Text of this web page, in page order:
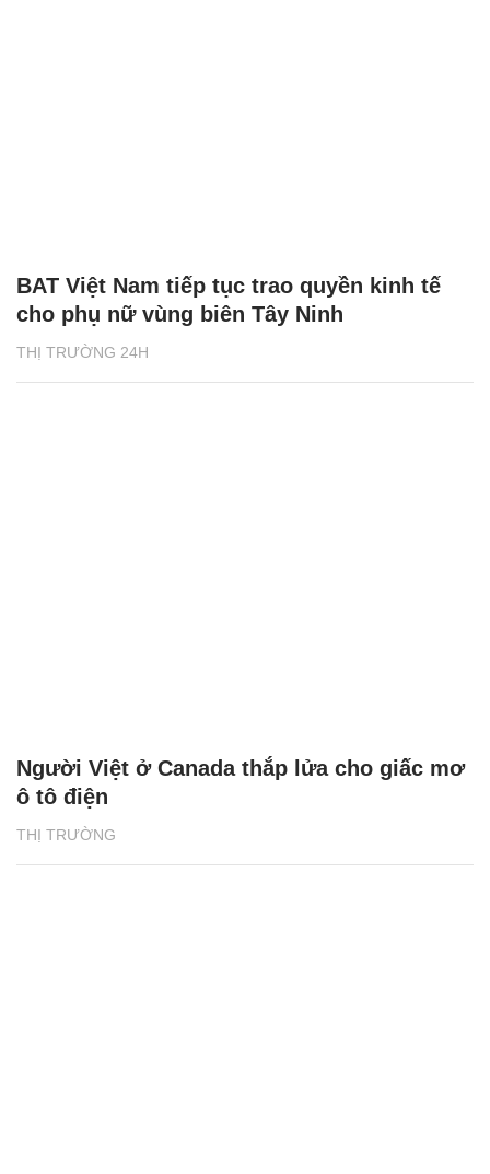
THỊ TRƯỜNG 24H
BAT Việt Nam tiếp tục trao quyền kinh tế
cho phụ nữ vùng biên Tây Ninh
THỊ TRƯỜNG
Người Việt ở Canada thắp lửa cho giấc mơ
ô tô điện